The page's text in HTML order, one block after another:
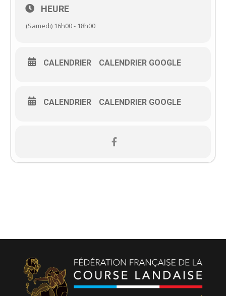
HEURE
(Samedi) 16h00 - 18h00
CALENDRIER CALENDRIER GOOGLE
CALENDRIER CALENDRIER GOOGLE